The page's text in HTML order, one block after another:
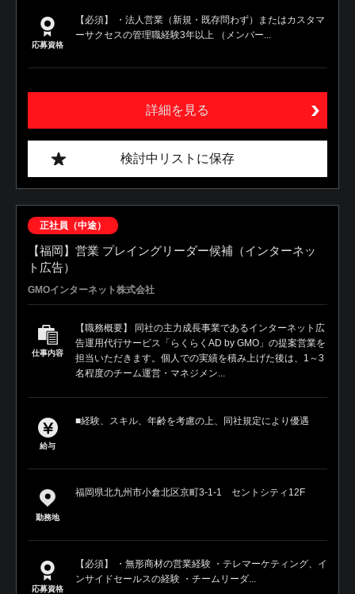
応募資格
【必須】 ・法人営業（新規・既存問わず）またはカスタマ
ーサクセスの管理職経験3年以上 （メンバー...
詳細を見る
検討中リストに保存
正社員（中途）
【福岡】営業 プレイングリーダー候補（インターネッ
ト広告）
GMOインターネット株式会社
仕事内容
【職務概要】 同社の主力成長事業であるインターネット広
告運用代行サービス「らくらくAD by GMO」の提案営業を
担当いただきます。個人での実績を積み上げた後は、1～3
名程度のチーム運営・マネジメン...
給与
■経験、スキル、年齢を考慮の上、同社規定により優遇
勤務地
福岡県北九州市小倉北区京町3-1-1 セントシティ12F
応募資格
【必須】 ・無形商材の営業経験 ・テレマーケティング、イ
ンサイドセールスの経験 ・チームリーダ...